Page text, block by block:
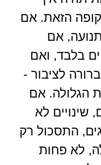
הזאת. אם
תנועה, אם
בלבד, ואם
לציבור -
הגלולה. אם
שינויים לא
התסכול רק
לא פחות